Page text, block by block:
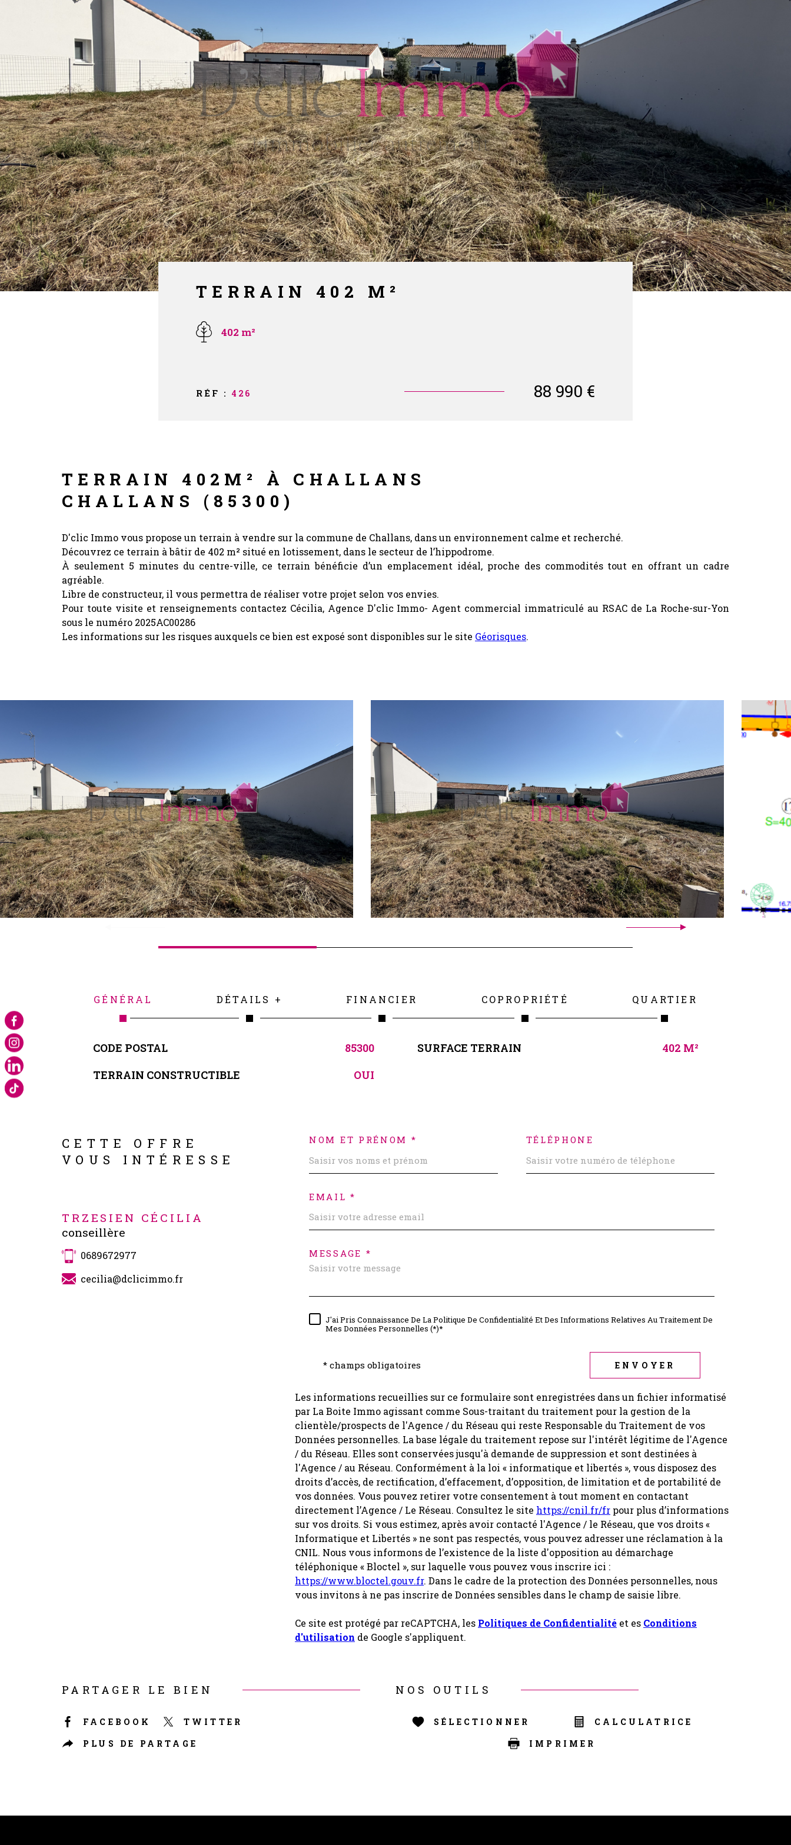
RÉF :426
TERRAIN 402 M²
402 m²
88 990 €
TERRAIN 402M² À CHALLANS
CHALLANS (85300)
D'clic Immo vous propose un terrain à vendre sur la commune de Challans, dans un environnement calme et recherché.
Découvrez ce terrain à bâtir de 402 m² situé en lotissement, dans le secteur de l’hippodrome.
À seulement 5 minutes du centre-ville, ce terrain bénéficie d’un emplacement idéal, proche des commodités tout en offrant un cadre
agréable.
Libre de constructeur, il vous permettra de réaliser votre projet selon vos envies.
Pour toute visite et renseignements contactez Cécilia, Agence D'clic Immo- Agent commercial immatriculé au RSAC de La Roche-sur-Yon
sous le numéro 2025AC00286
Les informations sur les risques auxquels ce bien est exposé sont disponibles sur le site Géorisques.
GÉNÉRAL DÉTAILS + FINANCIER COPROPRIÉTÉ QUARTIER
Caractérisque Valeurs
CODE POSTAL 85300 SURFACE TERRAIN
402 M²
TERRAIN CONSTRUCTIBLE
OUI
CETTE OFFRE
VOUS INTÉRESSE
TRZESIEN CÉCILIA
conseillère
0689672977
cecilia@dclicimmo.fr
NOM ET PRÉNOM * TÉLÉPHONE
EMAIL *
MESSAGE *
J'ai Pris Connaissance De La Politique De Confidentialité Et Des Informations Relatives Au Traitement De
Mes Données Personnelles (*)*
* champs obligatoires ENVOYER
Les informations recueillies sur ce formulaire sont enregistrées dans un fichier informatisé
par La Boite Immo agissant comme Sous-traitant du traitement pour la gestion de la
clientèle/prospects de l'Agence / du Réseau qui reste Responsable du Traitement de vos
Données personnelles. La base légale du traitement repose sur l'intérêt légitime de l'Agence
/ du Réseau. Elles sont conservées jusqu'à demande de suppression et sont destinées à
l'Agence / au Réseau. Conformément à la loi « informatique et libertés », vous disposez des
droits d’accès, de rectification, d’effacement, d’opposition, de limitation et de portabilité de
vos données. Vous pouvez retirer votre consentement à tout moment en contactant
directement l’Agence / Le Réseau. Consultez le site https://cnil.fr/fr pour plus d’informations
sur vos droits. Si vous estimez, après avoir contacté l'Agence / le Réseau, que vos droits «
Informatique et Libertés » ne sont pas respectés, vous pouvez adresser une réclamation à la
CNIL. Nous vous informons de l’existence de la liste d'opposition au démarchage
téléphonique « Bloctel », sur laquelle vous pouvez vous inscrire ici :
https://www.bloctel.gouv.fr. Dans le cadre de la protection des Données personnelles, nous
vous invitons à ne pas inscrire de Données sensibles dans le champ de saisie libre.
Ce site est protégé par reCAPTCHA, les Politiques de Confidentialité et es Conditions
d'utilisation de Google s'appliquent.
PARTAGER LE BIEN
FACEBOOK
TWITTER
PLUS DE PARTAGE
NOS OUTILS
SÉLECTIONNER
CALCULATRICE
IMPRIMER